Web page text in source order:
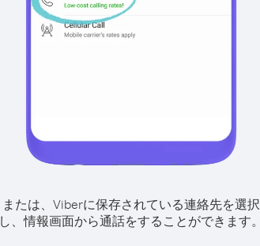
または、Viberに保存されている連絡先を選択
し、情報画面から通話をすることができます。